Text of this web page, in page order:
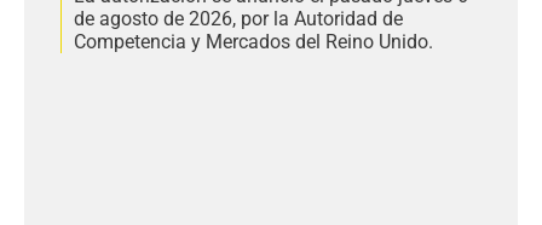
de agosto de 2026, por la Autoridad de
Competencia y Mercados del Reino Unido.